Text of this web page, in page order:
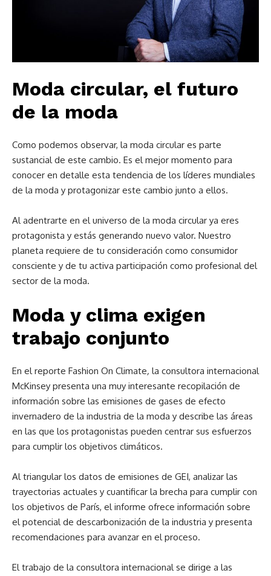
Moda circular, el futuro
de la moda
Como podemos observar, la moda circular es parte
sustancial de este cambio. Es el mejor momento para
conocer en detalle esta tendencia de los líderes mundiales
de la moda y protagonizar este cambio junto a ellos.
Al adentrarte en el universo de la moda circular ya eres
protagonista y estás generando nuevo valor. Nuestro
planeta requiere de tu consideración como consumidor
consciente y de tu activa participación como profesional del
sector de la moda.
Moda y clima exigen
trabajo conjunto
En el reporte Fashion On Climate, la consultora internacional
McKinsey presenta una muy interesante recopilación de
información sobre las emisiones de gases de efecto
invernadero de la industria de la moda y describe las áreas
en las que los protagonistas pueden centrar sus esfuerzos
para cumplir los objetivos climáticos.
Al triangular los datos de emisiones de GEI, analizar las
trayectorias actuales y cuantificar la brecha para cumplir con
los objetivos de París, el informe ofrece información sobre
el potencial de descarbonización de la industria y presenta
recomendaciones para avanzar en el proceso.
El trabajo de la consultora internacional se dirige a las